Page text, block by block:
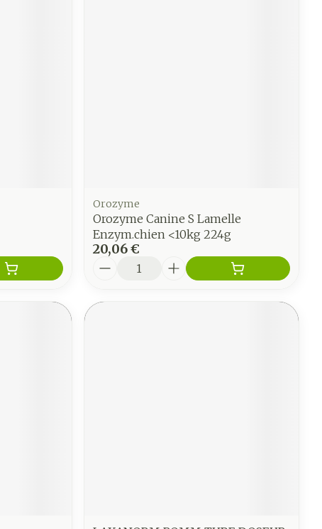
Orozyme
Orozyme Canine S Lamelle
Enzym.chien <10kg 224g
20,06 €
Quantité